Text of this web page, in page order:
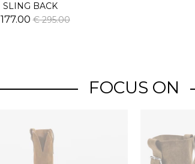
SLING BACK
€ 295.00
FOCUS ON